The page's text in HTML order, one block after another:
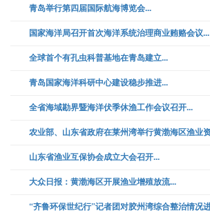
青岛举行第四届国际航海博览会...
国家海洋局召开首次海洋系统治理商业贿赂会议...
全球首个有孔虫科普基地在青岛建立...
青岛国家海洋科研中心建设稳步推进...
全省海域勘界暨海洋伏季休渔工作会议召开...
山东省渔业互保协会成立大会召开...
大众日报：黄渤海区开展渔业增殖放流...